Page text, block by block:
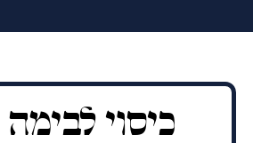
כיסוי